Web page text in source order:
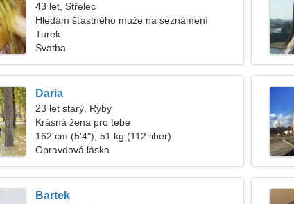
43 let, Střelec
Hledám šťastného muže na seznámení
Turek
Svatba
Daria
23 let starý, Ryby
Krásná žena pro tebe
162 cm (5'4"), 51 kg (112 liber)
Opravdová láska
Bartek